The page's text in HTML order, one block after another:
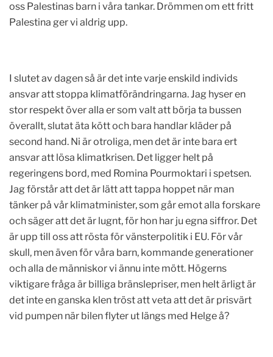
oss Palestinas barn i våra tankar. Drömmen om ett fritt
Palestina ger vi aldrig upp.
I slutet av dagen så är det inte varje enskild individs
ansvar att stoppa klimatförändringarna. Jag hyser en
stor respekt över alla er som valt att börja ta bussen
överallt, slutat äta kött och bara handlar kläder på
second hand. Ni är otroliga, men det är inte bara ert
ansvar att lösa klimatkrisen. Det ligger helt på
regeringens bord, med Romina Pourmoktari i spetsen.
Jag förstår att det är lätt att tappa hoppet när man
tänker på vår klimatminister, som går emot alla forskare
och säger att det är lugnt, för hon har ju egna siffror. Det
är upp till oss att rösta för vänsterpolitik i EU. För vår
skull, men även för våra barn, kommande generationer
och alla de människor vi ännu inte mött. Högerns
viktigare fråga är billiga bränslepriser, men helt ärligt är
det inte en ganska klen tröst att veta att det är prisvärt
vid pumpen när bilen flyter ut längs med Helge å?